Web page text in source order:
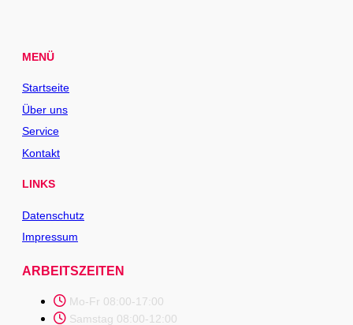
MENÜ
Startseite
Über uns
Service
Kontakt
LINKS
Datenschutz
Impressum
ARBEITSZEITEN
Mo-Fr 08:00-17:00
Samstag 08:00-12:00